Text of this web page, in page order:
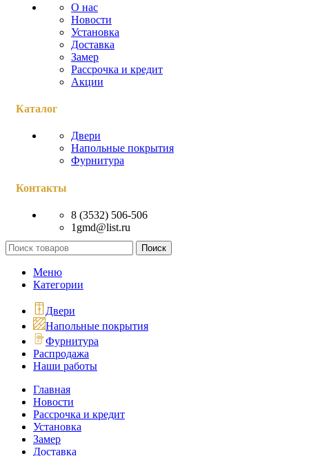
О нас
Новости
Установка
Доставка
Замер
Рассрочка и кредит
Акции
Каталог
Двери
Напольные покрытия
Фурнитура
Контакты
8 (3532) 506-506
1gmd@list.ru
Поиск
Меню
Категории
Двери
Напольные покрытия
Фурнитура
Распродажа
Наши работы
Главная
Новости
Рассрочка и кредит
Установка
Замер
Доставка